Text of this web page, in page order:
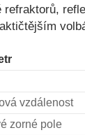
refraktorů,
vzdálenost
zorné pole